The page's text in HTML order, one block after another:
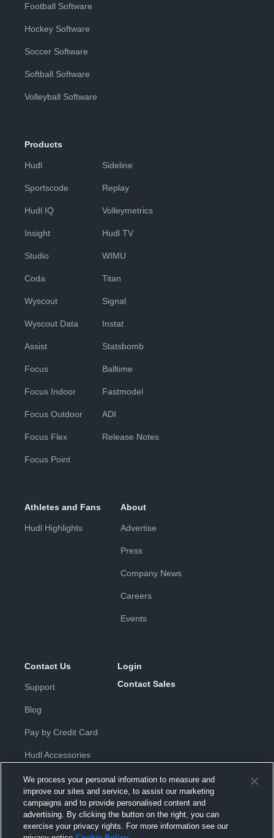
Football Software
Hockey Software
Soccer Software
Softball Software
Volleyball Software
Products
Hudl
Sportscode
Hudl IQ
Insight
Studio
Coda
Wyscout
Wyscout Data
Assist
Focus
Focus Indoor
Focus Outdoor
Focus Flex
Focus Point
Sideline
Replay
Volleymetrics
Hudl TV
WIMU
Titan
Signal
Instat
Statsbomb
Balltime
Fastmodel
ADI
Release Notes
Athletes and Fans
Hudl Highlights
About
Advertise
Press
Company News
Careers
Events
Contact Us
Support
Blog
Pay by Credit Card
Hudl Accessories
Login
Contact Sales
Privacy Policy |Terms & Conditions
We process your personal information to measure and
improve our sites and service, to assist our marketing
campaigns and to provide personalised content and
advertising. By clicking the button on the right, you can
exercise your privacy rights. For more information see our